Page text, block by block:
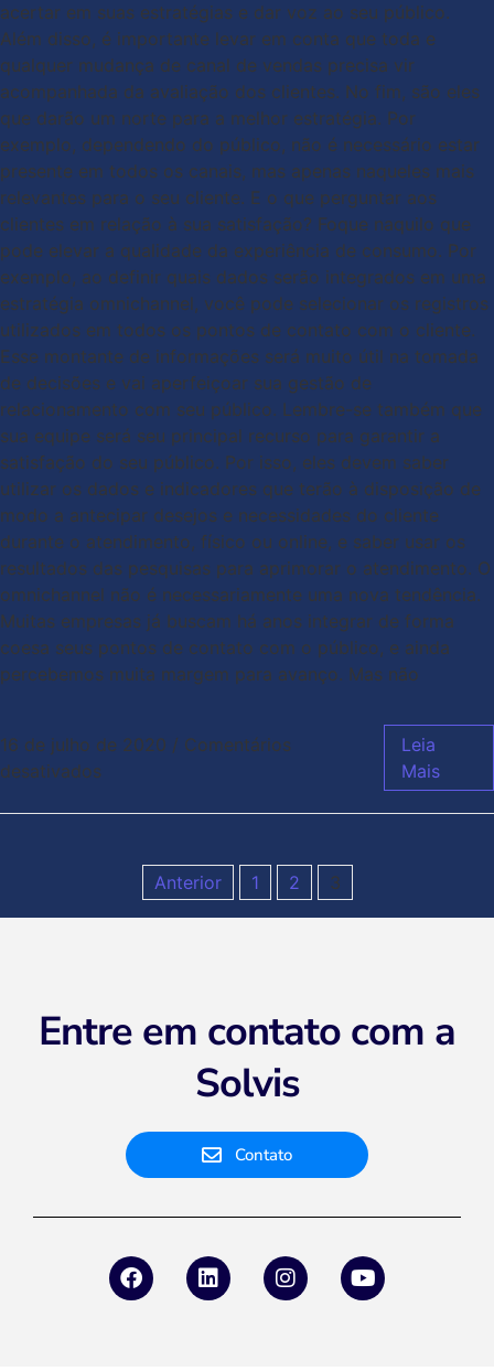
acertar em suas estratégias e dar voz ao seu público.
Além disso, é importante levar em conta que toda e
qualquer mudança de canal de vendas precisa vir
acompanhada da avaliação dos clientes. No fim, são eles
que darão um norte para a melhor estratégia. Por
exemplo, dependendo do público, não é necessário estar
presente em todos os canais, mas apenas naqueles mais
relevantes para o seu cliente. E o que perguntar aos
clientes em relação à sua satisfação? Foque naquilo que
pode elevar a qualidade da experiência de consumo. Por
exemplo, ao definir quais dados serão integrados em uma
estratégia omnichannel, você pode selecionar os registros
utilizados em todos os pontos de contato com o cliente.
Esse montante de informações será muito útil na tomada
de decisões e vai aperfeiçoar sua gestão de
relacionamento com seu público. Lembre-se também que
sua equipe será seu principal recurso para garantir a
satisfação do seu público. Por isso, eles devem saber
utilizar os dados e indicadores que terão à disposição de
modo a antecipar desejos e necessidades do cliente
durante o atendimento, físico ou online, e saber usar os
resultados das pesquisas para aprimorar o atendimento. O
omnichannel não é necessariamente uma nova tendência.
Muitas empresas já buscam há anos integrar de forma
coesa seus pontos de contato com o público, e ainda
percebemos muita margem para avanço. Mas não
16 de julho de 2020 / Comentários
desativados
Leia
Mais
Anterior 1 2 3
Entre em contato com a
Solvis
Contato